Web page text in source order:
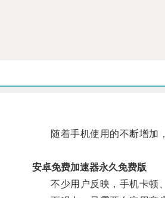
随着手机使用的不断增加，
安卓免费加速器永久免费版
不少用户反映，手机卡顿、